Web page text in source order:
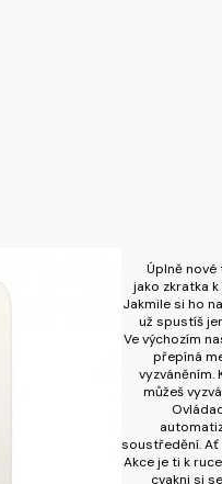
Úplně nové
jako zkratka
Jakmile si ho
už spustíš
Ve výchozím
přepíná
vyzváněním.
můžeš
soustředění.
Akce je ti k
cvakni si